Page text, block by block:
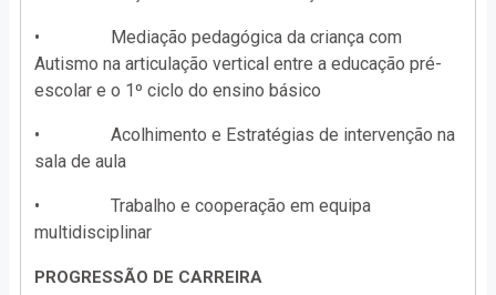
• Mediação pedagógica da criança com
Autismo na articulação vertical entre a educação pré-
escolar e o 1º ciclo do ensino básico
• Acolhimento e Estratégias de intervenção na
sala de aula
• Trabalho e cooperação em equipa
multidisciplinar
PROGRESSÃO DE CARREIRA